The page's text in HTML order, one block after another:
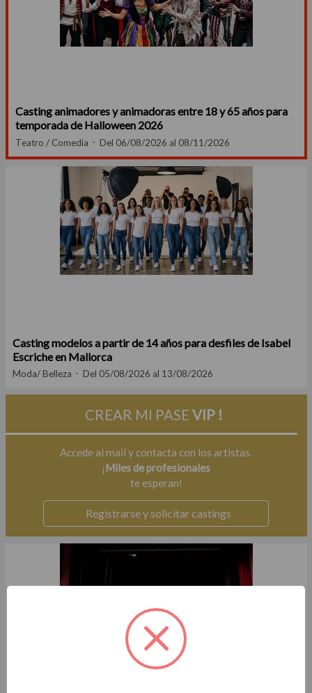
Casting animadores y animadoras entre 18 y 65 años para
temporada de Halloween 2026
Teatro / Comedia Del 06/08/2026 al 08/11/2026
Casting modelos a partir de 14 años para desfiles de Isabel
Escriche en Mallorca
Moda/ Belleza Del 05/08/2026 al 13/08/2026
CREAR MI PASEVIP !
Accede al mail y contacta con los artistas.
¡Miles de profesionales
te esperan!
Registrarse y solicitar castings